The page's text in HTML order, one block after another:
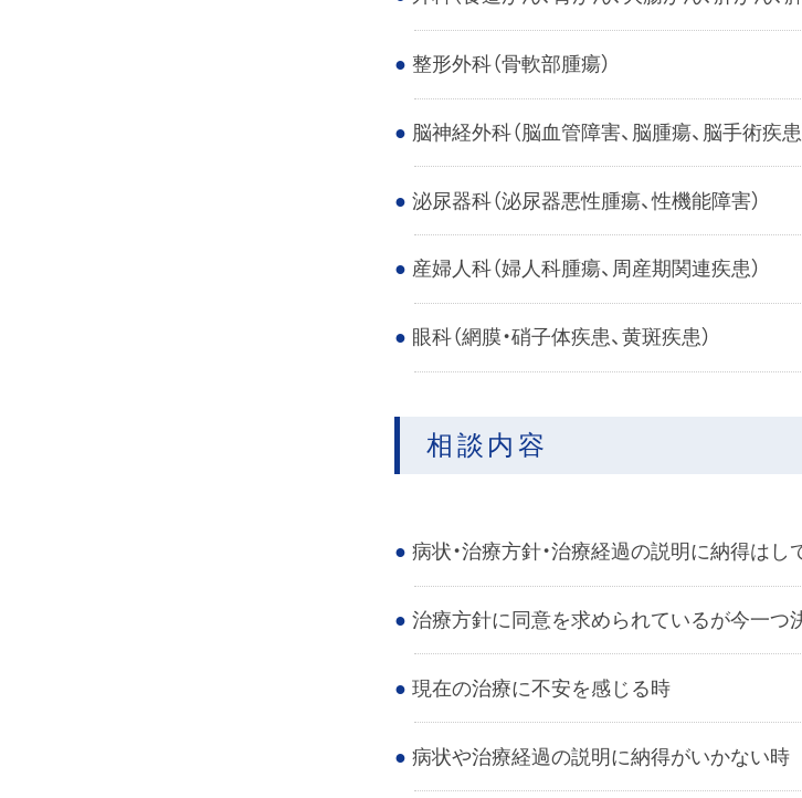
整形外科（骨軟部腫瘍）
脳神経外科（脳血管障害、脳腫瘍、脳手術疾患
泌尿器科（泌尿器悪性腫瘍、性機能障害）
産婦人科（婦人科腫瘍、周産期関連疾患）
眼科（網膜・硝子体疾患、黄斑疾患）
相談内容
病状・治療方針・治療経過の説明に納得は
治療方針に同意を求められているが今一つ
現在の治療に不安を感じる時
病状や治療経過の説明に納得がいかない時